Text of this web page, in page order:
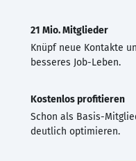
21 Mio. Mitglieder
Knüpf neue Kontakte
besseres Job-Leben.
Kostenlos profitieren
Schon als Basis-
deutlich optimieren.